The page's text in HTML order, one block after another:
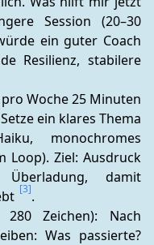
Session (20–30
ein guter Coach
Resilienz, stabilere
Woche 25 Minuten
ein klares Thema
monochromes
Loop). Ziel: Ausdruck
damit
[3].
280 Zeichen): Nach
Was passierte?